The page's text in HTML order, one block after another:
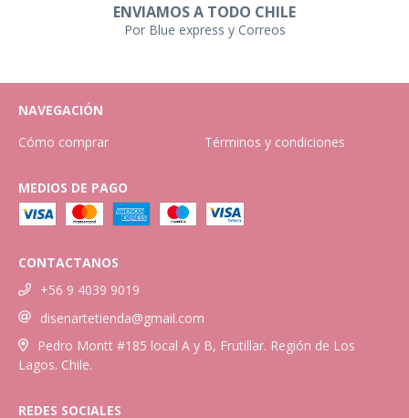
ENVIAMOS A TODO CHILE
Por Blue express y Correos
NAVEGACIÓN
Cómo comprar
Términos y condiciones
MEDIOS DE PAGO
CONTACTANOS
+56 9 4039 9019
disenartetienda@gmail.com
Pedro Montt #185 local A y B, Frutillar. Región de Los
Lagos. Chile.
REDES SOCIALES